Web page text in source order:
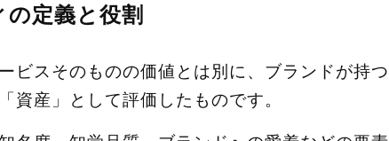
の定義と役割
ビスそのものの価値とは別に、ブランドが持つ
資産」として評価したものです。